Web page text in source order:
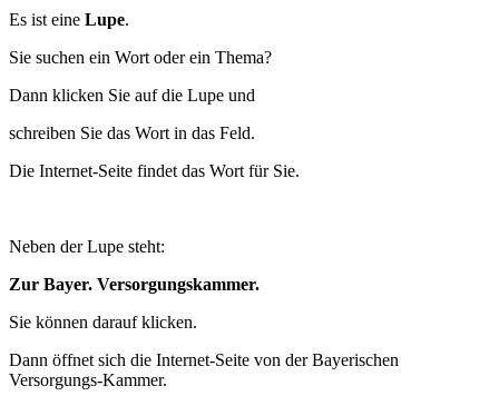
Es ist eine Lupe.
Sie suchen ein Wort oder ein Thema?
Dann klicken Sie auf die Lupe und
schreiben Sie das Wort in das Feld.
Die Internet-Seite findet das Wort für Sie.
Neben der Lupe steht:
Zur Bayer. Versorgungskammer.
Sie können darauf klicken.
Dann öffnet sich die Internet-Seite von der Bayerischen
Versorgungs-Kammer.